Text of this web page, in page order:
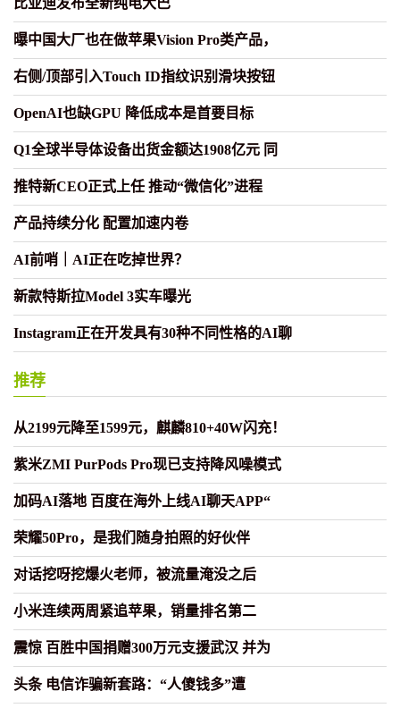
比亚迪发布全新纯电大巴
曝中国大厂也在做苹果Vision Pro类产品，
右侧/顶部引入Touch ID指纹识别滑块按钮
OpenAI也缺GPU 降低成本是首要目标
Q1全球半导体设备出货金额达1908亿元 同
推特新CEO正式上任 推动“微信化”进程
产品持续分化 配置加速内卷
AI前哨｜AI正在吃掉世界？
新款特斯拉Model 3实车曝光
Instagram正在开发具有30种不同性格的AI聊
推荐
从2199元降至1599元，麒麟810+40W闪充！
紫米ZMI PurPods Pro现已支持降风噪模式
加码AI落地 百度在海外上线AI聊天APP“
荣耀50Pro，是我们随身拍照的好伙伴
对话挖呀挖爆火老师，被流量淹没之后
小米连续两周紧追苹果，销量排名第二
震惊 百胜中国捐赠300万元支援武汉 并为
头条 电信诈骗新套路：“人傻钱多”遭